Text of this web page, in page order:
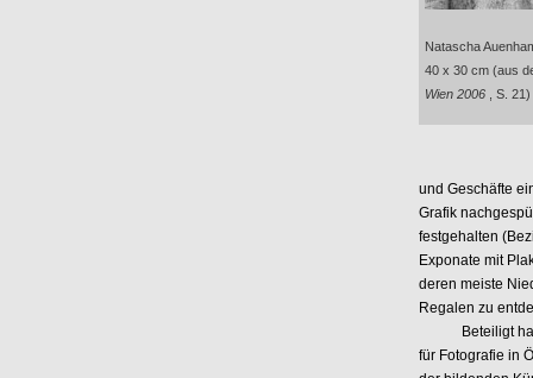
Natascha
40 x 30 cm (aus
Wien 2006
, S. 21)
und Geschäfte
Grafik
festgehalten
Exponate mit
deren meiste
Regalen zu
Beteiligt
für Fotografie in